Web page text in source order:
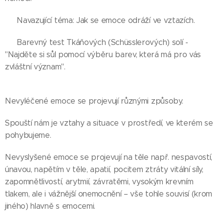
👉 Navazující téma: Jak se emoce odráží ve vztazích.
👉 Barevný test Tkáňových (Schüsslerových) solí -
"Najděte si sůl pomocí výběru barev, která má pro vás
zvláštní význam".
Nevyléčené emoce se projevují různými způsoby.
Spouští nám je vztahy a situace v prostředí, ve kterém se
pohybujeme.
Nevyslyšené emoce se projevují na těle např. nespavostí,
únavou, napětím v těle, apatií, pocitem ztráty vitální síly,
zapomnětlivostí, arytmií, závratěmi, vysokým krevním
tlakem, ale i vážnější onemocnění – vše tohle souvisí (krom
jiného) hlavně s emocemi.